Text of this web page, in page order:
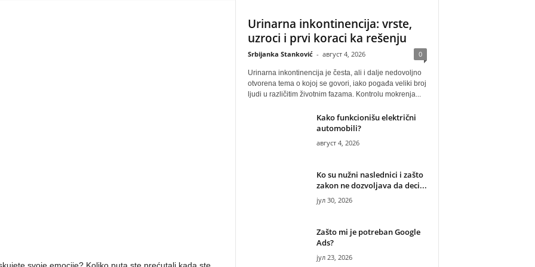
Urinarna inkontinencija: vrste,
uzroci i prvi koraci ka rešenju
Srbijanka Stanković - август 4, 2026 0
Urinarna inkontinencija je česta, ali i dalje nedovoljno
otvorena tema o kojoj se govori, iako pogađa veliki broj
ljudi u različitim životnim fazama. Kontrolu mokrenja...
Kako funkcionišu električni
automobili?
август 4, 2026
Ko su nužni naslednici i zašto
zakon ne dozvoljava da deci...
јул 30, 2026
Zašto mi je potreban Google
Ads?
јул 23, 2026